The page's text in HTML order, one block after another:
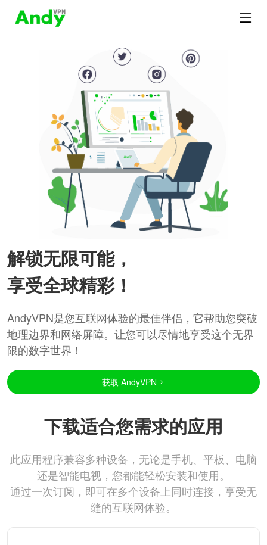
解锁无限可能，
享受全球精彩！
AndyVPN是您互联网体验的最佳伴侣，它帮助您突破
地理边界和网络屏障。让您可以尽情地享受这个无界
限的数字世界！
获取 AndyVPN
下载适合您需求的应用
此应用程序兼容多种设备，无论是手机、平板、电脑
还是智能电视，您都能轻松安装和使用。
通过一次订阅，即可在多个设备上同时连接，享受无
缝的互联网体验。